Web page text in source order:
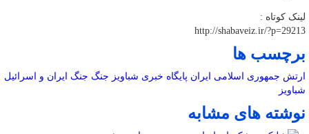
لینک کوتاه :
http://shabaveiz.ir/?p=29213
برچسب ها
ارتش جمهوری اسلامی ایران پایگاه خبری شباویز جنگ جنگ ایران و اسرائیل
شباویز
نوشته های مشابه